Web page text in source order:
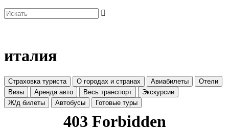
италия
Страховка туриста О городах и странах Авиабилеты
Отели
Визы
Аренда авто Весь транспорт
Экскурсии
Ж/д билеты
Автобусы Готовые туры